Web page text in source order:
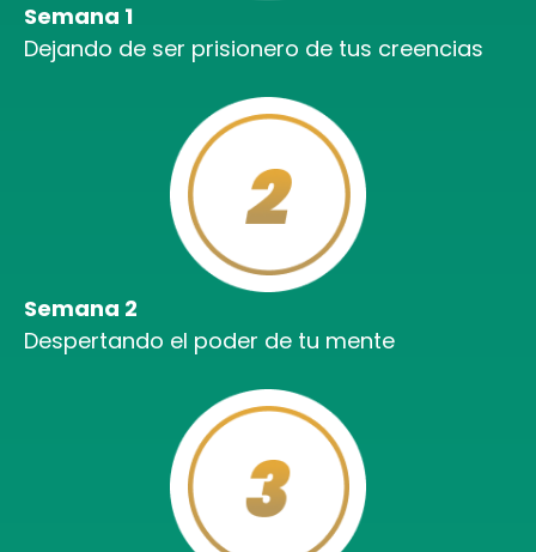
Semana 1
Dejando de ser prisionero de tus creencias
Semana 2
Despertando el poder de tu mente